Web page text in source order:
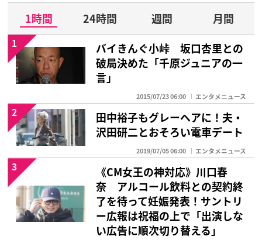
1時間 24時間 週間
月間
バイきんぐ小峠 坂口杏里との
破局決めた「千原ジュニアの一
言」
2015/07/23 06:00 エンタメニュース
1
田中裕子もグレーヘアに！夫・
沢田研二とおそろい電車デート
2019/07/05 06:00 エンタメニュース
2
《CM女王の神対応》川口春
奈 アルコール飲料との契約終
了を待って妊娠発表！サントリ
ー広報は祝福の上で「出演しな
い広告に順次切り替える」
3